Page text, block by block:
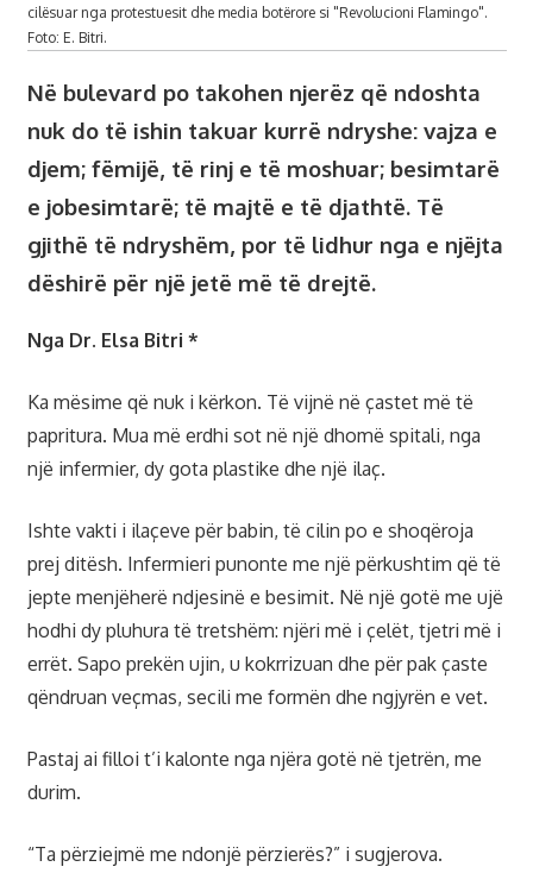
cilësuar nga protestuesit dhe media botërore si "Revolucioni Flamingo".
Foto: E. Bitri.
Në bulevard po takohen njerëz që ndoshta
nuk do të ishin takuar kurrë ndryshe: vajza e
djem; fëmijë, të rinj e të moshuar; besimtarë
e jobesimtarë; të majtë e të djathtë. Të
gjithë të ndryshëm, por të lidhur nga e njëjta
dëshirë për një jetë më të drejtë.
Nga Dr. Elsa Bitri *
Ka mësime që nuk i kërkon. Të vijnë në çastet më të
papritura. Mua më erdhi sot në një dhomë spitali, nga
një infermier, dy gota plastike dhe një ilaç.
Ishte vakti i ilaçeve për babin, të cilin po e shoqëroja
prej ditësh. Infermieri punonte me një përkushtim që të
jepte menjëherë ndjesinë e besimit. Në një gotë me ujë
hodhi dy pluhura të tretshëm: njëri më i çelët, tjetri më i
errët. Sapo prekën ujin, u kokrrizuan dhe për pak çaste
qëndruan veçmas, secili me formën dhe ngjyrën e vet.
Pastaj ai filloi t’i kalonte nga njëra gotë në tjetrën, me
durim.
“Ta përziejmë me ndonjë përzierës?” i sugjerova.